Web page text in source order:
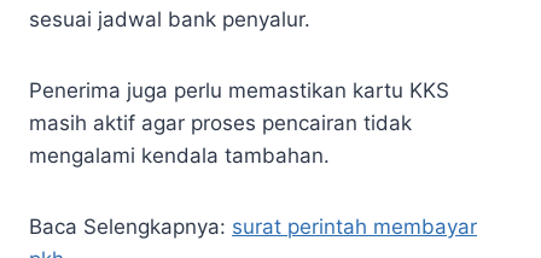
sesuai jadwal bank penyalur.
Penerima juga perlu memastikan kartu KKS
masih aktif agar proses pencairan tidak
mengalami kendala tambahan.
Baca Selengkapnya: surat perintah membayar